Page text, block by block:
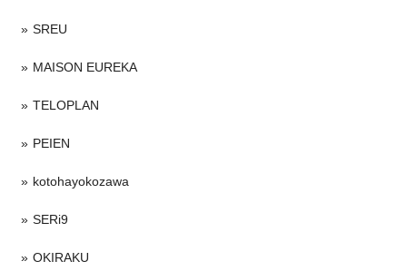
SREU
MAISON EUREKA
TELOPLAN
PEIEN
kotohayokozawa
SERi9
OKIRAKU